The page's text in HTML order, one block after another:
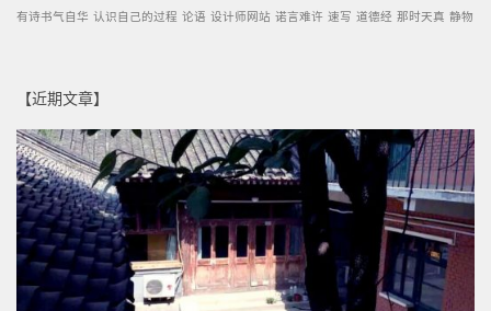
有诗书气自华 认识自己的过程 论语 设计师网站 诺言难许 速写 道德经 那时天真 静物
【近期文章】